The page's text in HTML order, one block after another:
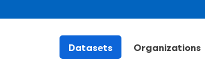
Datasets Organizations